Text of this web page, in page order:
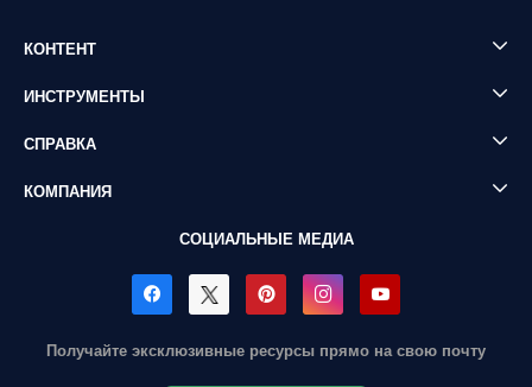
КОНТЕНТ
ИНСТРУМЕНТЫ
СПРАВКА
КОМПАНИЯ
СОЦИАЛЬНЫЕ МЕДИА
Получайте эксклюзивные ресурсы прямо на свою почту